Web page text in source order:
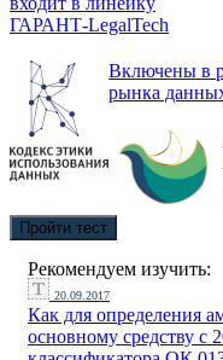
ГАРАНТ-LegalTech
Включены в
рынка
Пройти тест
Рекомендуем изучить:
20.09.2017
Как для определения
основному средству